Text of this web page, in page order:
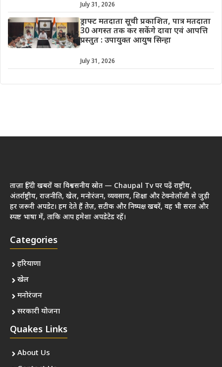
July 31, 2026
ड्राफ्ट मतदाता सूची प्रकाशित, पात्र मतदाता
30 अगस्त तक कर सकेंगे दावा एवं आपत्ति
प्रस्तुत : उपायुक्त आयुष सिन्हा
July 31, 2026
ताज़ा हिंदी खबरों का विश्वसनीय स्रोत — Chaupal Tv पर पढ़ें राष्ट्रीय,
अंतर्राष्ट्रीय, राजनीति, खेल, मनोरंजन, व्यवसाय, शिक्षा और टेक्नोलॉजी से जुड़ी
हर जरूरी अपडेट। हम देते हैं तेज़, सटीक और निष्पक्ष खबरें, वह भी सरल और
स्पष्ट भाषा में, ताकि आप हमेशा अपडेटेड रहें।
Categories
हरियाणा
खेल
मनोरंजन
सरकारी योजना
Quakes Links
About Us